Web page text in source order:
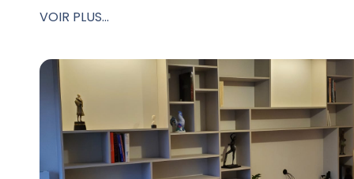
VOIR PLUS...